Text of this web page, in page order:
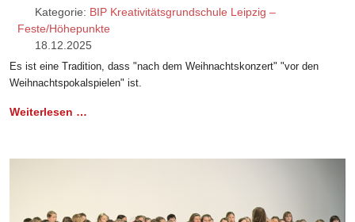
Kategorie: BIP Kreativitätsgrundschule Leipzig –
Feste/Höhepunkte
18.12.2025
Es ist eine Tradition, dass "nach dem Weihnachtskonzert" "vor den
Weihnachtspokalspielen" ist.
Weiterlesen …